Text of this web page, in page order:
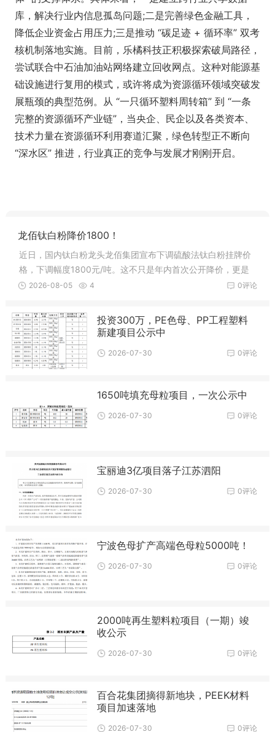
库，解决行业内信息孤岛问题;二是完善绿色金融工具，
降低企业资金占用压力;三是推动 “碳足迹 + 循环率” 双考
核机制落地实施。目前，乐橘科技正积极探索破局路径，
尝试联合中石油加油站网络建立回收网点。这种对能源基
础设施进行复用的模式，或许将成为资源循环领域突破发
展瓶颈的典型范例。从 “一只循环塑料周转箱” 到 “一条
完整的资源循环产业链”，当央企、民企以及各类资本、
技术力量在资源循环利用赛道汇聚，绿色转型正不断向
“深水区” 推进，行业真正的竞争与发展才刚刚开启。
龙佰钛白粉降价1800！
近日，国内钛白粉龙头龙佰集团宣布下调硫酸法钛白粉挂牌价
格，下调幅度1800元/吨。这不只是年内首次公开降价，更是
直接终结了上半年五轮连涨的上行周期。进入7月后，下游涂0评论
2026-08-05 4
投资300万，PE色母、PP工程塑料
新建项目公示中
0评论
2026-07-30
1650吨填充母粒项目，一次公示中
0评论
2026-07-30
宝丽迪3亿项目落子江苏泗阳
0评论
2026-07-30
宁波色母扩产高端色母粒5000吨！
0评论
2026-07-30
2000吨再生塑料粒项目（一期）竣
收公示
0评论
2026-07-30
百合花集团摘得新地块，PEEK材料
项目加速落地
0评论
2026-07-30